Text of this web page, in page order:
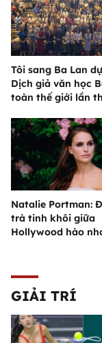
Tôi sang Ba Lan
Dịch giả văn học
toàn thế giới lần
Natalie Portman:
trà tinh khôi giữa
Hollywood hào
GIẢI TRÍ